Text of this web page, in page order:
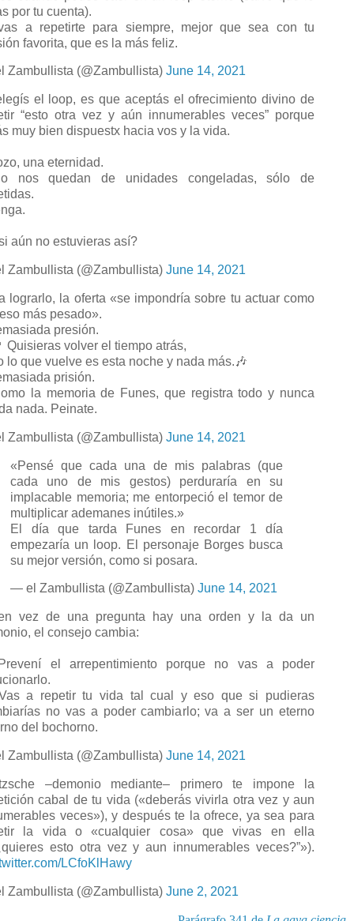
por tu cuenta).
a repetirte para siempre, mejor que sea con tu
favorita, que es la más feliz.
Zambullista (@Zambullista) June 14, 2021
el loop, es que aceptás el ofrecimiento divino de
“esto otra vez y aún innumerables veces” porque
muy bien dispuestx hacia vos y la vida.
una eternidad.
nos quedan de unidades congeladas, sólo de
aún no estuvieras así?
Zambullista (@Zambullista) June 14, 2021
lograrlo, la oferta «se impondría sobre tu actuar como
más pesado».
presión.
volver el tiempo atrás,
lo que vuelve es esta noche y nada más.🎶
prisión.
la memoria de Funes, que registra todo y nunca
nada. Peinate.
Zambullista (@Zambullista) June 14, 2021
«Pensé que cada una de mis palabras (que
cada uno de mis gestos) perduraría en su
implacable memoria; me entorpeció el temor de
multiplicar ademanes inútiles.»
El día que tarda Funes en recordar 1 día
empezaría un loop. El personaje Borges busca
su mejor versión, como si posara.
— el Zambullista (@Zambullista) June 14, 2021
vez de una pregunta hay una orden y la da un
el consejo cambia:
el arrepentimiento porque no vas a poder
a repetir tu vida tal cual y eso que si pudieras
no vas a poder cambiarlo; va a ser un eterno
del bochorno.
Zambullista (@Zambullista) June 14, 2021
–demonio mediante– primero te impone la
cabal de tu vida («deberás vivirla otra vez y aun
veces»), y después te la ofrece, ya sea para
la vida o «cualquier cosa» que vivas en ella
esto otra vez y aun innumerables veces?”»).
LCfoKlHawy
Zambullista (@Zambullista) June 2, 2021